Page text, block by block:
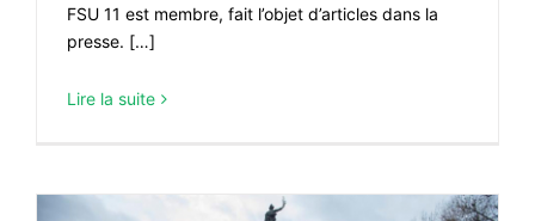
FSU 11 est membre, fait l’objet d’articles dans la
presse. […]
Lire la suite